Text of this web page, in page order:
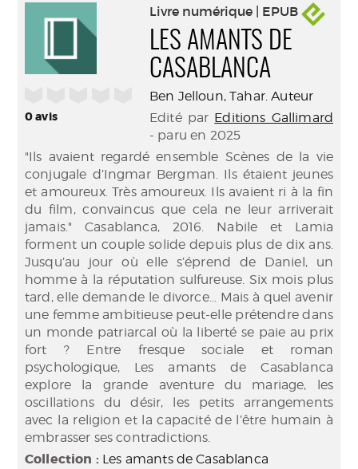
0avis
Livre numérique | EPUB
LES AMANTS DE
CASABLANCA
Ben Jelloun, Tahar. Auteur
Edité par Editions Gallimard
- paru en 2025
"Ils avaient regardé ensemble Scènes de la vie
conjugale d’Ingmar Bergman. Ils étaient jeunes
et amoureux. Très amoureux. Ils avaient ri à la fin
du film, convaincus que cela ne leur arriverait
jamais." Casablanca, 2016. Nabile et Lamia
forment un couple solide depuis plus de dix ans.
Jusqu’au jour où elle s’éprend de Daniel, un
homme à la réputation sulfureuse. Six mois plus
tard, elle demande le divorce… Mais à quel avenir
une femme ambitieuse peut-elle prétendre dans
un monde patriarcal où la liberté se paie au prix
fort ? Entre fresque sociale et roman
psychologique, Les amants de Casablanca
explore la grande aventure du mariage, les
oscillations du désir, les petits arrangements
avec la religion et la capacité de l’être humain à
embrasser ses contradictions.
Collection : Les amants de Casablanca